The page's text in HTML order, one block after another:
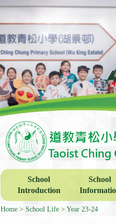
School
Introduction
School
Home School Life Year 23-24